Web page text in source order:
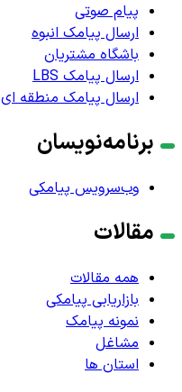
پیام صوتی
ارسال پیامک انبوه
باشگاه مشتریان
ارسال پیامک LBS
ارسال پیامک منطقه ای
برنامه‌نویسان
وب‌سرویس پیامکی
مقالات
همه مقالات
بازاریابی پیامکی
نمونه پیامک
مشاغل
استان ها